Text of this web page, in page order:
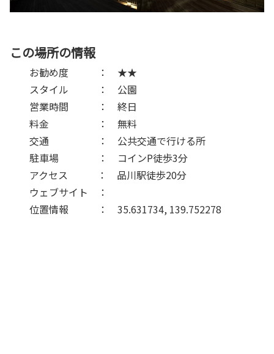
この場所の情報
お勧め度 ： ★★
スタイル ： 公園
営業時間 ： 終日
料金 ： 無料
交通 ： 公共交通で行ける所
駐車場 ： コインP徒歩3分
アクセス ： 品川駅徒歩20分
ウェブサイト ：
位置情報 ： 35.631734, 139.752278